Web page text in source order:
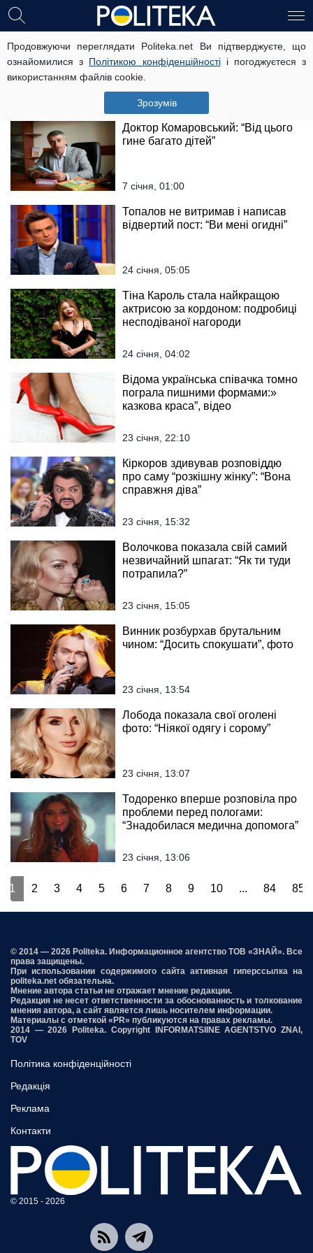
Продовжуючи переглядати Politeka.net Ви підтверджуєте, що
ознайомилися з Політикою конфіденційностіі погоджуєтеся з
використанням файлів cookie.
Зрозумів
Дантес вийшов на зв'язок і
розповів, за що був заблокований
у Instagram: "Останнє, що було у
сторіс…"
18 листопада, 12:29
Доктор Комаровський: “Від цього
гине багато дітей”
7 січня, 01:00
Топалов не витримав і написав
відвертий пост: “Ви мені огидні”
24 січня, 05:05
Тіна Кароль стала найкращою
актрисою за кордоном: подробиці
несподіваної нагороди
24 січня, 04:02
Відома українська співачка томно
пограла пишними формами:»
казкова краса”, відео
23 січня, 22:10
Кіркоров здивував розповіддю
про саму “розкішну жінку”: “Вона
справжня діва”
23 січня, 15:32
Волочкова показала свій самий
незвичайний шпагат: “Як ти туди
потрапила?”
23 січня, 15:05
Винник розбурхав брутальним
чином: “Досить спокушати”, фото
23 січня, 13:54
Лобода показала свої оголені
фото: “Ніякої одягу і сорому”
23 січня, 13:07
Тодоренко вперше розповіла про
проблеми перед пологами:
“Знадобилася медична допомога”
23 січня, 13:06
1 2 3 4 5 6 7 8 9 10 ... 84 85
© 2014 — 2026 Politeka. Информационное агентство ТОВ «ЗНАЙ». Все
права защищены.
При использовании содержимого сайта активная гиперссылка на
politeka.net обязательна.
Мнение автора статьи не отражает мнение редакции.
Редакция не несет ответственности за обоснованность и толкование
мнения автора, а сайт является лишь носителем информации.
Материалы с отметкой «PR» публикуются на правах рекламы.
2014 — 2026 Politeka. Copyright INFORMATSIINE AGENTSTVO ZNAI,
TOV
Політика конфіденційності
Редакція
Реклама
Контакти
© 2015 - 2026